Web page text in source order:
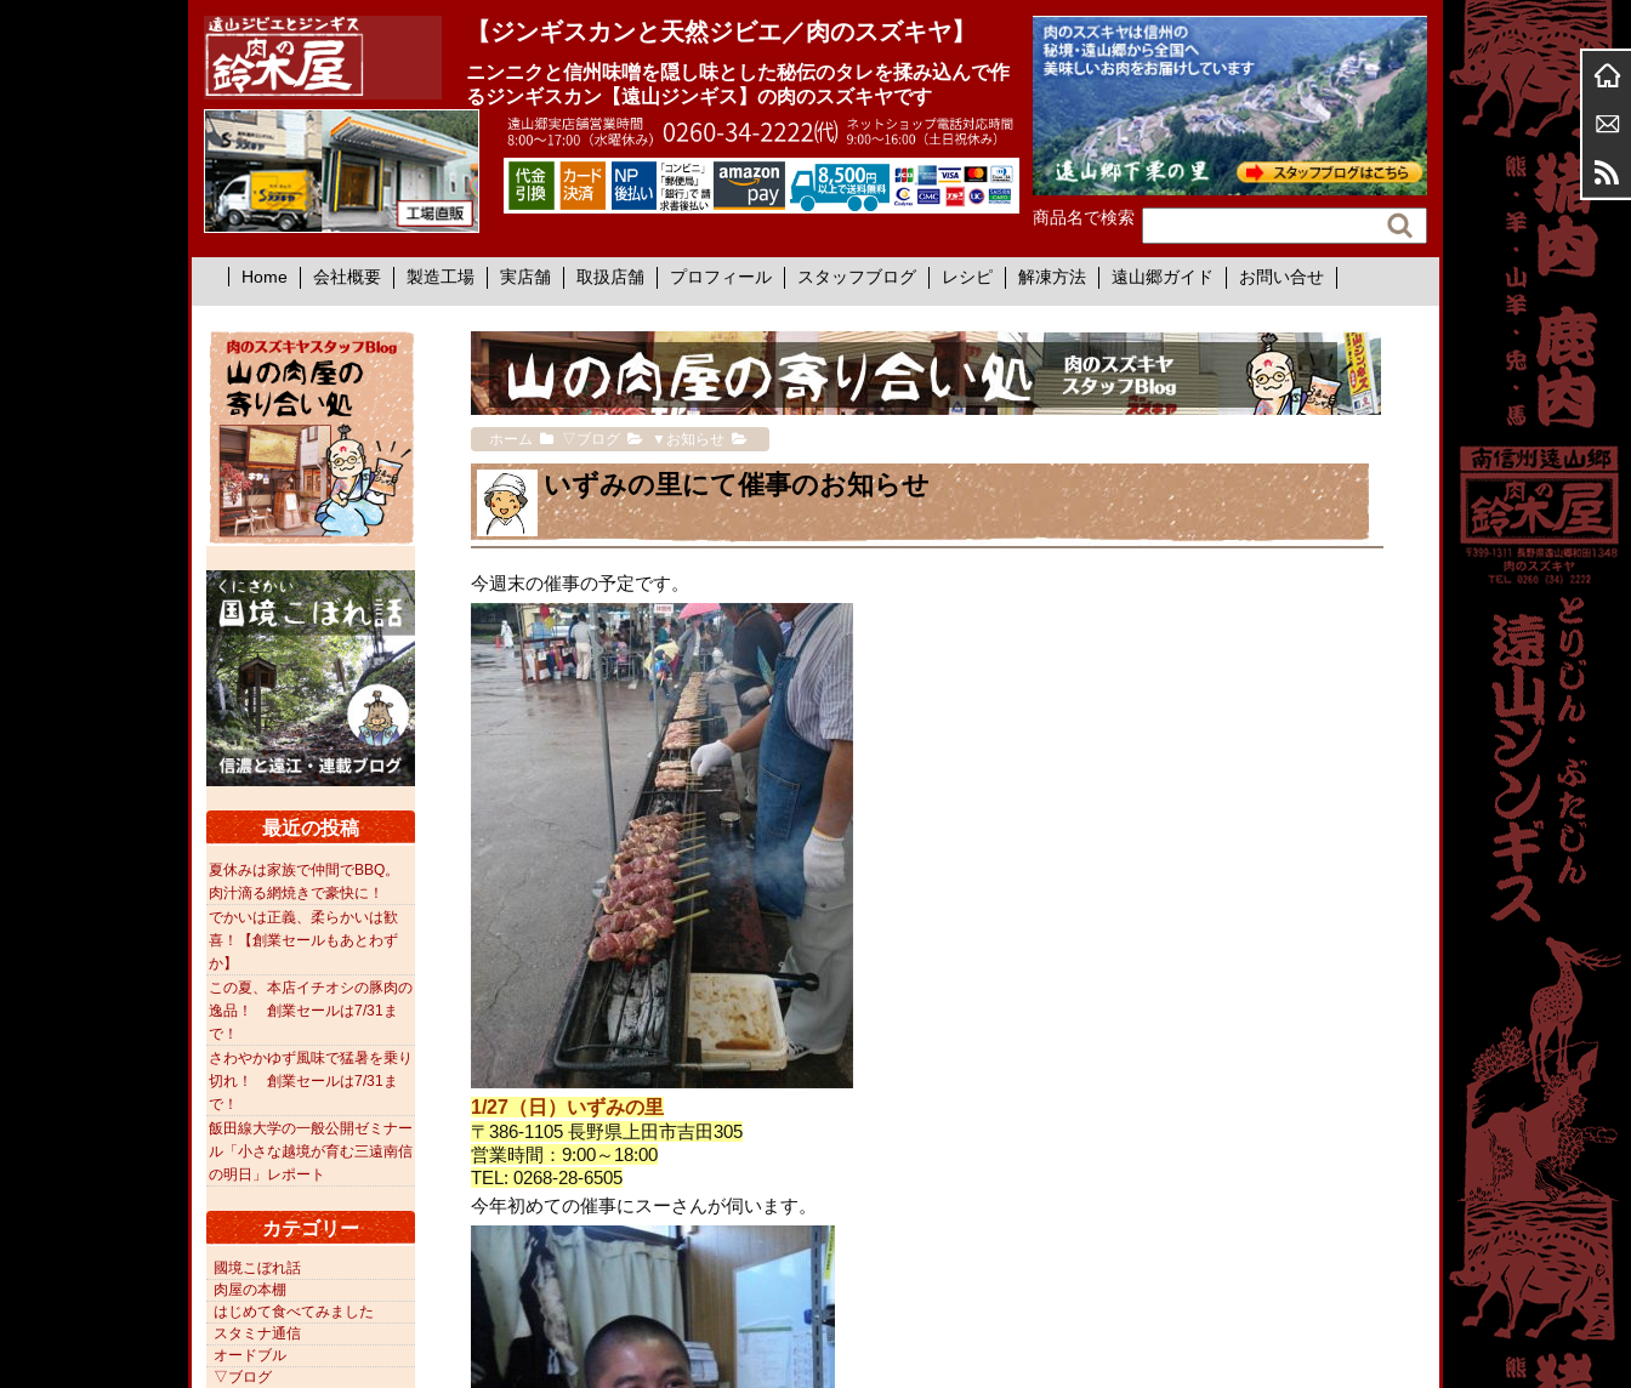
【ジンギスカンと天然ジビエ／肉のスズキヤ】
ニンニクと信州味噌を隠し味とした秘伝のタレを揉み込んで作
るジンギスカン【遠山ジンギス】の肉のスズキヤです
商品名で検索
Home 会社概要 製造工場 実店舗 取扱店舗 プロフィール スタッフブログ レシピ 解凍方法 遠山郷ガイド お問い合せ
ホーム ▽ブログ ▼お知らせ
いずみの里にて催事のお知らせ
今週末の催事の予定です。
1/27（日）いずみの里
〒386-1105 長野県上田市吉田305
営業時間：9:00～18:00
TEL: 0268-28-6505
今年初めての催事にスーさんが伺います。
最近の投稿
夏休みは家族で仲間でBBQ。
肉汁滴る網焼きで豪快に！
でかいは正義、柔らかいは歓
喜！【創業セールもあとわず
か】
この夏、本店イチオシの豚肉の
逸品！ 創業セールは7/31ま
で！
さわやかゆず風味で猛暑を乗り
切れ！ 創業セールは7/31ま
で！
飯田線大学の一般公開ゼミナー
ル「小さな越境が育む三遠南信
の明日」レポート
カテゴリー
國境こぼれ話
肉屋の本棚
はじめて食べてみました
スタミナ通信
オードブル
▽ブログ